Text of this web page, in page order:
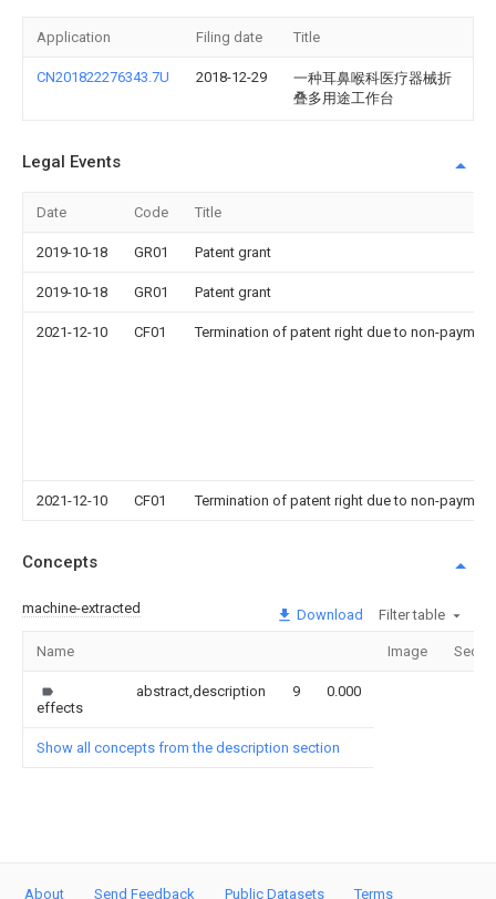
Application Filing date Title
CN201822276343.7U 2018-12-29
一种耳鼻喉科医疗器械折
叠多用途工作台
Legal Events
Date Code Title
2019-10-18 GR01 Patent grant
2019-10-18 GR01 Patent grant
2021-12-10 CF01 Termination of patent right due to non-
2021-12-10 CF01 Termination of patent right due to non-
Concepts
machine-extracted Download Filter table
Name Image
effects
abstract,description 9 0.000
Show all concepts from the description section
About Send Feedback Public Datasets Terms